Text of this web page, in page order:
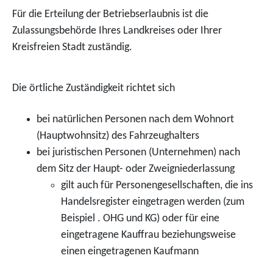
Für die Erteilung der Betriebserlaubnis ist die
Zulassungsbehörde Ihres Landkreises oder Ihrer
Kreisfreien Stadt zuständig.
Die örtliche Zuständigkeit richtet sich
bei natürlichen Personen nach dem Wohnort
(Hauptwohnsitz) des Fahrzeughalters
bei juristischen Personen (Unternehmen) nach
dem Sitz der Haupt- oder Zweigniederlassung
gilt auch für Personengesellschaften, die ins
Handelsregister eingetragen werden (zum
Beispiel . OHG und KG) oder für eine
eingetragene Kauffrau beziehungsweise
einen eingetragenen Kaufmann